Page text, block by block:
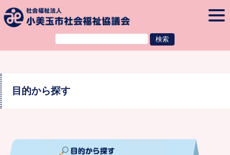
本文へ
目的から探す